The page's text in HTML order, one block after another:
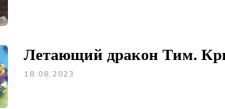
Летающий дракон Тим.
18.08.2023